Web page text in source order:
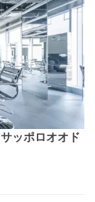
ッポロオオド